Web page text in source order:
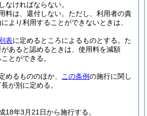
なければならない。
料は、還付しない。 ただし、利用者の責
より利用することができないときは、
表に定めるところによるものとする。 た
あると認めるときは、使用料を減額
とができる。
めるもののほか、 この条例の施行に関し
が別に定める。
18年3月21日から施行する。